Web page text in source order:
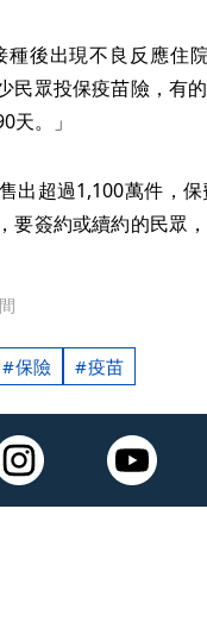
後出現不良反應住
民眾投保疫苗險，有
天。」
出超過1,100萬件，
要簽約或續約的民眾
保險 疫苗